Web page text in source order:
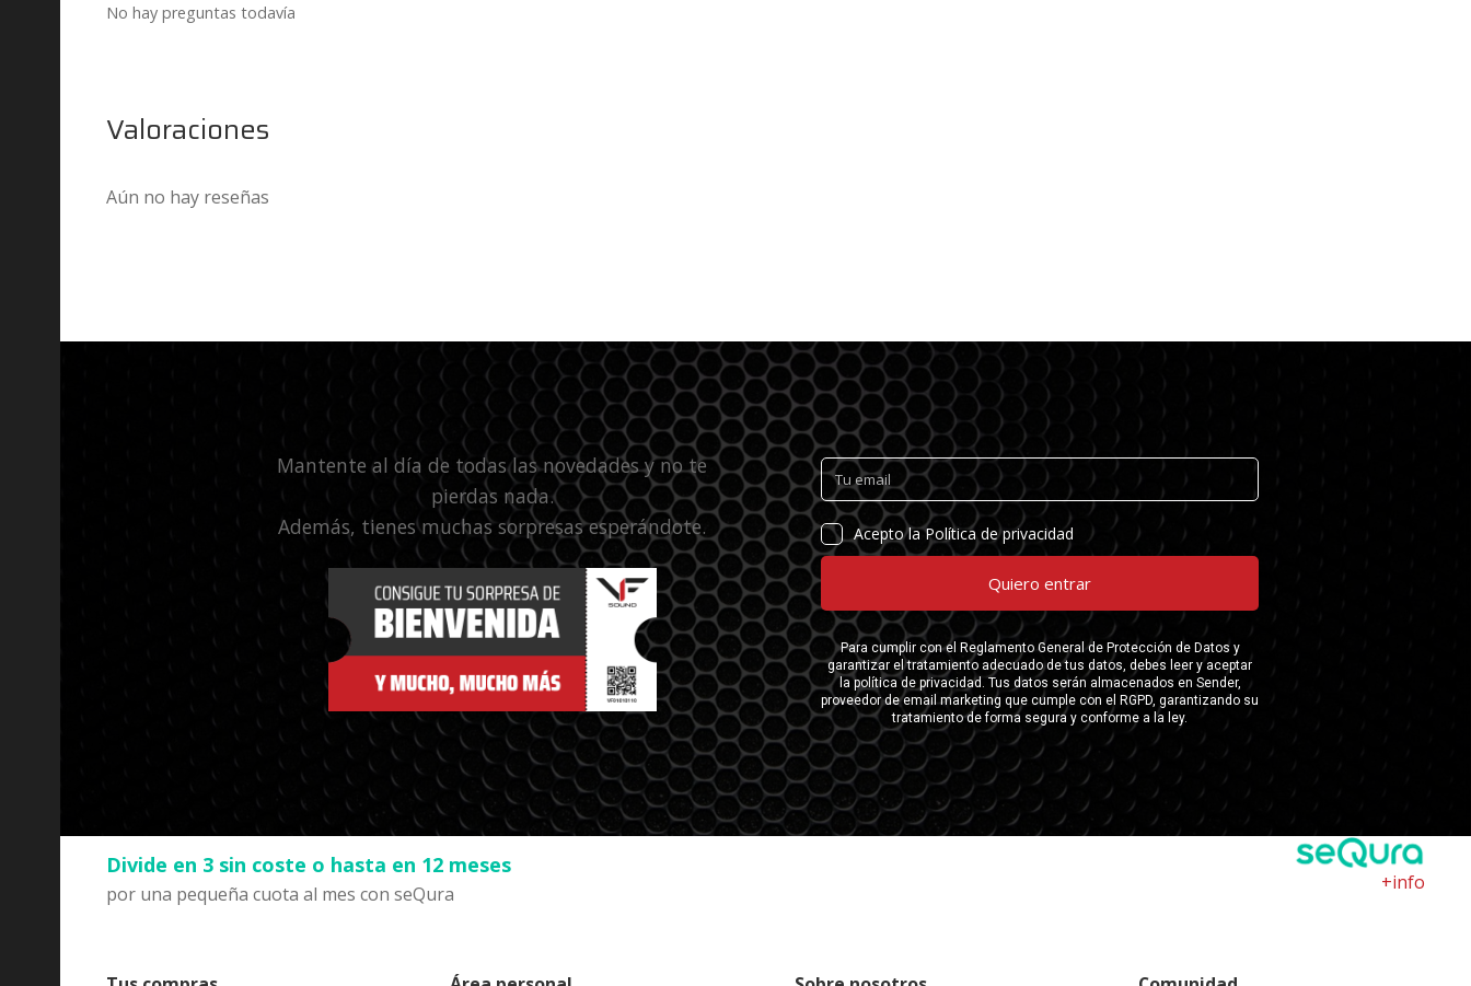
No hay preguntas todavía
Valoraciones
Aún no hay reseñas
Mantente al día de todas las novedades y no te
pierdas nada.
Además, tienes muchas sorpresas esperándote.
Divide en 3 sin coste o hasta en 12 meses
por una pequeña cuota al mes con seQura
+info